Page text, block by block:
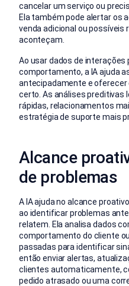
cancelar um serviço ou
Ela também pode alertar os
venda adicional ou possíveis
aconteçam.
Ao usar dados de
comportamento, a IA ajuda
antecipadamente e
certo. As análises preditivas
rápidas, relacionamentos
estratégia de suporte mais
Alcance
de problemas
A IA ajuda no alcance
ao identificar problemas
relatem. Ela analisa dados
comportamento do cliente
passadas para identificar
então enviar alertas,
clientes automaticamente,
pedido atrasado ou uma